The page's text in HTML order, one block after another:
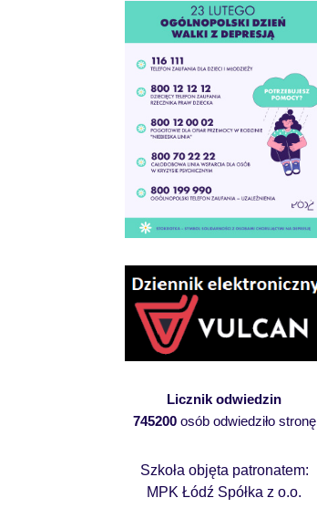
Licznik odwiedzin
745200osób odwiedziło stronę
Szkoła objęta patronatem:
MPK Łódź Spółka z o.o.